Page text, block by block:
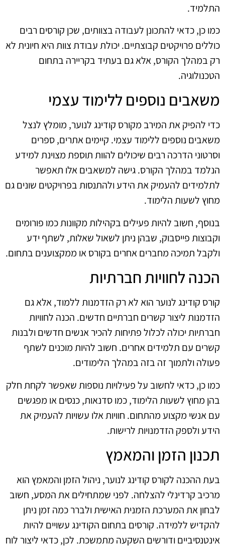
התלמיד.
כמו כן, כדאי להתכונן לעבודה בצוותים, שכן קורסים רבים
כוללים פרויקטים קבוצתיים. יכולת עבודת צוות היא חיונית לא
רק במהלך הקורס, אלא גם בעתיד בקריירה בתחום
הטכנולוגיה.
משאבים נוספים ללימוד עצמי
כדי להפיק את המירב מקורס קודינג לנוער, מומלץ לנצל
משאבים נוספים ללימוד עצמי. קיימים אתרים, ספרים
וסרטוני הדרכה רבים שיכולים להוות תוספת מצוינת למידע
הנלמד במהלך הקורס. גישה למשאבים אלו תאפשר
לתלמידים להעמיק את הידע ולהתנסות בפרויקטים שונים גם
מחוץ לשעות הלימוד.
בנוסף, חשוב להיות פעילים בקהילות מקוונות כמו פורומים
וקבוצות פייסבוק, שבהן ניתן לשאול שאלות, לשתף ידע
ולקבל תמיכה מחברים אחרים בקורס או ממקצוענים בתחום.
הכנה לחוויות חברתיות
קורס קודינג לנוער הוא לא רק הזדמנות ללמוד, אלא גם
הזדמנות ליצור קשרים חברתיים חדשים. הכנה לחוויות
חברתיות יכולה לכלול פתיחות להכיר אנשים חדשים ולבנות
קשרים עם תלמידים אחרים. חשוב להיות מוכנים לשתף
פעולה ולתמוך זה בזה במהלך הלימודים.
כמו כן, כדאי לחשוב על פעילויות נוספות שאפשר לקחת חלק
בהן מחוץ לשעות הלימוד, כמו סדנאות, כנסים או מפגשים
עם אנשי מקצוע מהתחום. חוויות אלו עשויות להעמיק את
הידע ולספק הזדמנויות לרישות.
תכנון הזמן והמאמץ
בעת ההכנה לקורס קודינג לנוער, ניהול הזמן והמאמץ הוא
מרכיב קרדינלי להצלחה. לפני שמתחילים את המסע, חשוב
לבחון את המערכת הזמנית האישית ולברר כמה זמן ניתן
להקדיש ללמידה. קורסים בתחום הקודינג עשויים להיות
אינטנסיביים ודורשים השקעה מתמשכת. לכן, כדאי ליצור לוח